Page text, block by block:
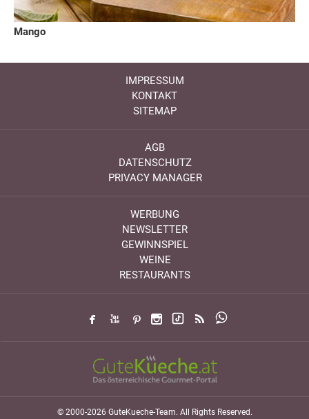
Mango
IMPRESSUM
KONTAKT
SITEMAP
AGB
DATENSCHUTZ
PRIVACY MANAGER
WERBUNG
NEWSLETTER
GEWINNSPIEL
WEINE
RESTAURANTS
© 2000-2026 GuteKueche-Team. All Rights Reserved.